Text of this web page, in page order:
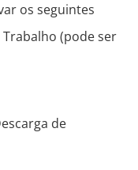
os seguintes
Trabalho (pode ser
de